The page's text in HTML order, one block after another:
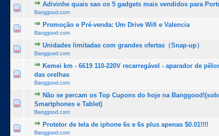
Adivinhe quais sao os 5 gadgets mais vendidos para
Banggood.com
1 Voto(s) - 5 de 5 na totalidade
1 23 45
Promoção e Pré-venda: Um Drive Wifi e Valencia
Banggood.com
1 Voto(s) - 5 de 5 na totalidade
1234 5
Unidades limitadas com grandes ofertas（Snap-up）
Banggood.com
1 Voto(s) - 5 de 5 na totalidade
1 2345
Kemei km - 6619 110-220V recarregável - aparador de
das orelhas
Banggood.com
Não se percam os Top Cupons do hoje na
Smartphones e Tablet)
Banggood.com
1 Voto(s) - 5 de 5 na totalidade
1
Protetor de tela de iphone 6s e 6s plus apenas $0.01!!!!
Banggood.com
1 Voto(s) - 5 de 5 na totalidade
12345